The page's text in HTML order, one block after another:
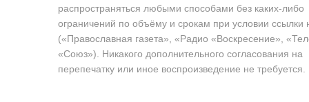
распространяться любыми способами без каких-либо
ограничений по объёму и срокам при условии ссылки
(«Православная газета», «Радио «Воскресение»,
«Союз»). Никакого дополнительного согласования на
перепечатку или иное воспроизведение не требуется.